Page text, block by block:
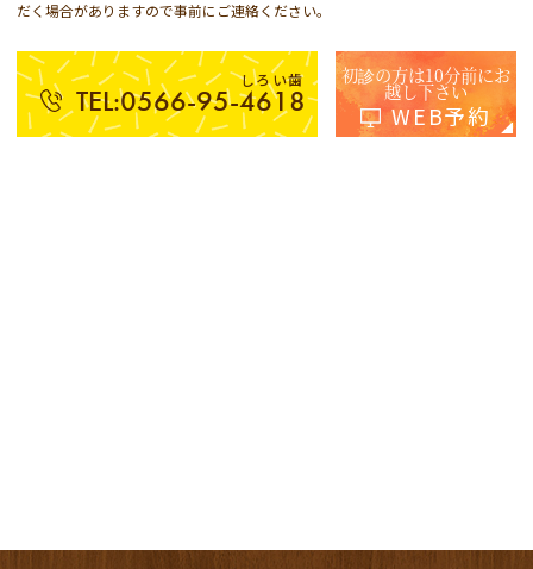
だく場合がありますので事前にご連絡ください。
しろい歯
TEL:0566-95-4618
初診の方は10分前にお
越し下さい
WEB予約